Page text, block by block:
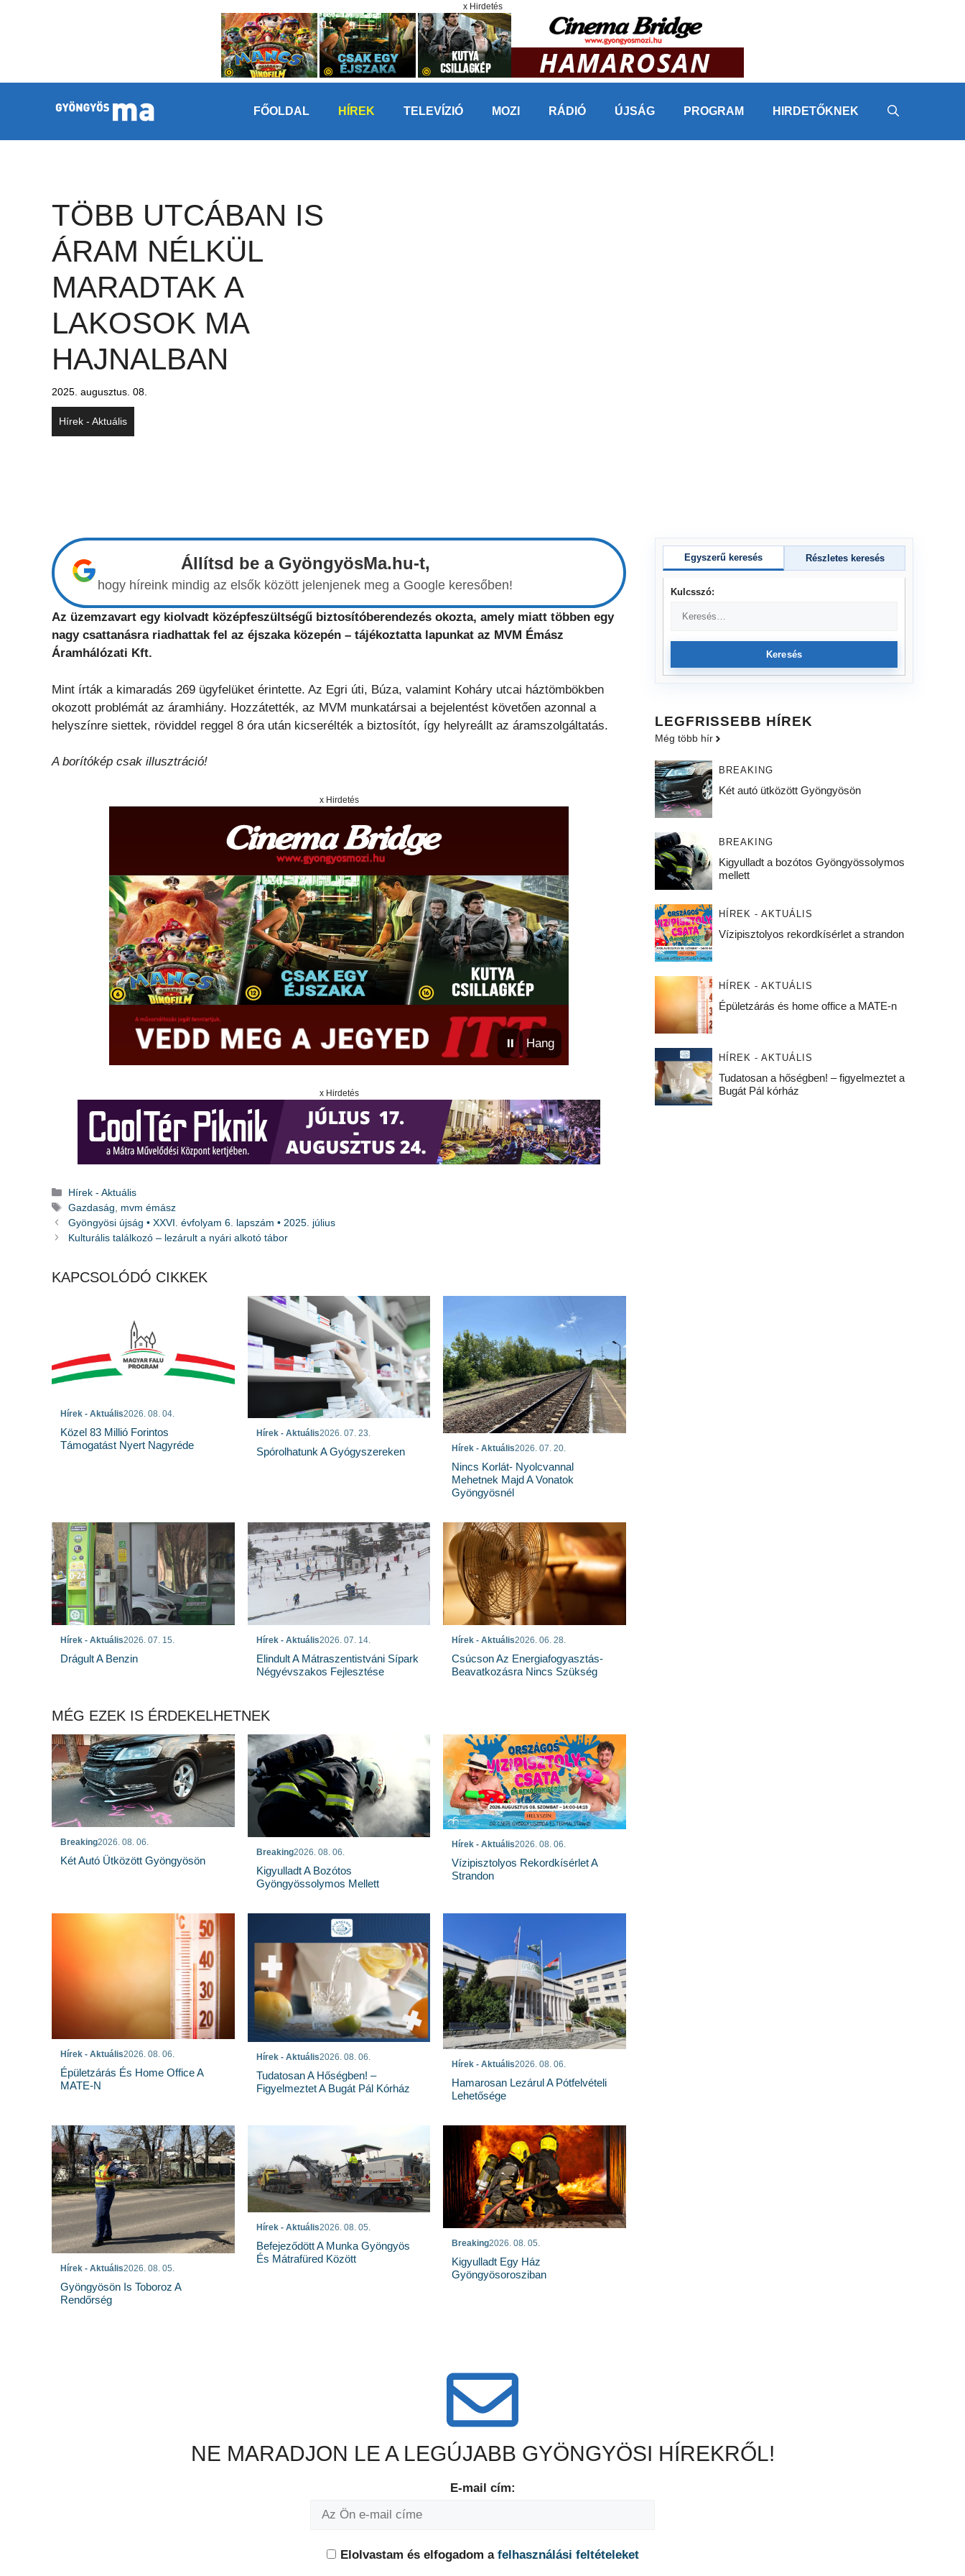
x Hirdetés
FŐOLDAL HÍREK TELEVÍZIÓ MOZI RÁDIÓ ÚJSÁG PROGRAM HIRDETŐKNEK
TÖBB UTCÁBAN IS
ÁRAM NÉLKÜL
MARADTAK A
LAKOSOK MA
HAJNALBAN
2025. augusztus. 08.
Hírek - Aktuális
Állítsd be a GyöngyösMa.hu-t,
hogy híreink mindig az elsők között jelenjenek meg a Google keresőben!
Az üzemzavart egy kiolvadt középfeszültségű biztosítóberendezés okozta, amely miatt többen egy
nagy csattanásra riadhattak fel az éjszaka közepén – tájékoztatta lapunkat az MVM Émász
Áramhálózati Kft.
Mint írták a kimaradás 269 ügyfelüket érintette. Az Egri úti, Búza, valamint Koháry utcai háztömbökben
okozott problémát az áramhiány. Hozzátették, az MVM munkatársai a bejelentést követően azonnal a
helyszínre siettek, röviddel reggel 8 óra után kicserélték a biztosítót, így helyreállt az áramszolgáltatás.
A borítókép csak illusztráció!
x Hirdetés
⏸ Hang
x Hirdetés
Kategória
Hírek - Aktuális
Címkék
Gazdaság
mvm émász
Gyöngyösi újság • XXVI. évfolyam 6. lapszám • 2025. július
Kulturális találkozó – lezárult a nyári alkotó tábor
KAPCSOLÓDÓ CIKKEK
Hírek - Aktuális2026. 08. 04.
Közel 83 Millió Forintos
Támogatást Nyert Nagyréde
Hírek - Aktuális2026. 07. 23.
Spórolhatunk A Gyógyszereken Hírek - Aktuális2026. 07. 20.
Nincs Korlát- Nyolcvannal
Mehetnek Majd A Vonatok
Gyöngyösnél
Hírek - Aktuális2026. 07. 15.
Drágult A Benzin
Hírek - Aktuális2026. 07. 14.
Elindult A Mátraszentistváni Sípark
Négyévszakos Fejlesztése
Hírek - Aktuális2026. 06. 28.
Csúcson Az Energiafogyasztás-
Beavatkozásra Nincs Szükség
MÉG EZEK IS ÉRDEKELHETNEK
Breaking2026. 08. 06.
Két Autó Ütközött Gyöngyösön
Breaking2026. 08. 06.
Kigyulladt A Bozótos
Gyöngyössolymos Mellett
Hírek - Aktuális2026. 08. 06.
Vízipisztolyos Rekordkísérlet A
Strandon
Hírek - Aktuális2026. 08. 06.
Épületzárás És Home Office A
MATE-N
Hírek - Aktuális2026. 08. 06.
Tudatosan A Hőségben! –
Figyelmeztet A Bugát Pál Kórház
Hírek - Aktuális2026. 08. 06.
Hamarosan Lezárul A Pótfelvételi
Lehetősége
Hírek - Aktuális2026. 08. 05.
Gyöngyösön Is Toboroz A
Rendőrség
Hírek - Aktuális2026. 08. 05.
Befejeződött A Munka Gyöngyös
És Mátrafüred Között
Breaking2026. 08. 05.
Kigyulladt Egy Ház
Gyöngyösorosziban
Egyszerű keresés Részletes keresés
Kulcsszó:
Keresés
LEGFRISSEBB HÍREK
Még több hír
BREAKING
Két autó ütközött Gyöngyösön
BREAKING
Kigyulladt a bozótos Gyöngyössolymos
mellett
HÍREK - AKTUÁLIS
Vízipisztolyos rekordkísérlet a strandon
HÍREK - AKTUÁLIS
Épületzárás és home office a MATE-n
HÍREK - AKTUÁLIS
Tudatosan a hőségben! – figyelmeztet a
Bugát Pál kórház
NE MARADJON LE A LEGÚJABB GYÖNGYÖSI HÍREKRŐL!
E-mail cím:
Elolvastam és elfogadom a felhasználási feltételeket